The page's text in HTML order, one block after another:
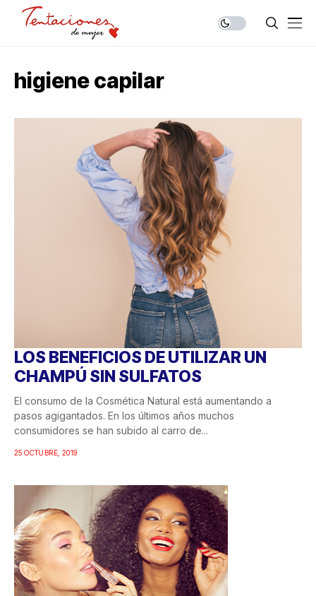
higiene capilar
LOS BENEFICIOS DE UTILIZAR UN
CHAMPÚ SIN SULFATOS
El consumo de la Cosmética Natural está aumentando a
pasos agigantados. En los últimos años muchos
consumidores se han subido al carro de...
25 OCTUBRE, 2019